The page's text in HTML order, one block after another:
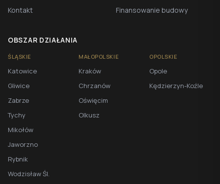
Kontakt
Finansowanie budowy
OBSZAR DZIAŁANIA
ŚLĄSKIE
Katowice
Gliwice
Zabrze
Tychy
Mikołów
Jaworzno
Rybnik
Wodzisław Śl.
MAŁOPOLSKIE
Kraków
Chrzanów
Oświęcim
Olkusz
OPOLSKIE
Opole
Kędzierzyn-Koźle